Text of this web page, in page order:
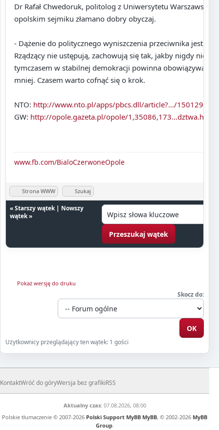
Dr Rafał Chwedoruk, politolog z Uniwersytetu
opolskim sejmiku złamano dobry obyczaj.
- Dążenie do politycznego wyniszczenia przeciwnika jest
Rządzący nie ustępują, zachowują się tak, jakby nigdy nie
tymczasem w stabilnej demokracji powinna obowiązywać
mniej. Czasem warto cofnąć się o krok.
NTO: http://www.nto.pl/apps/pbcs.dll/article?.../150129388
GW: http://opole.gazeta.pl/opole/1,35086,173...dztwa.html
www.fb.com/BialoCzerwoneOpole
Strona WWW Szukaj
«Starszy wątek| Nowszy
wątek»
Pokaż wersję do druku
Skocz do:
Użytkownicy przeglądający ten wątek: 1 gości
KontaktWróć do góryWersja bez grafikiRSS
Aktualny czas:07.08.2026, 08:00
Polskie tłumaczenie © 2007-2026 Polski Support MyBB MyBB, © 2002-2026 MyBB
Group.